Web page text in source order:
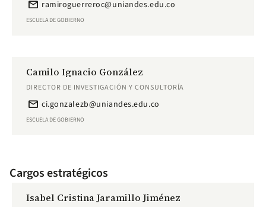
email ramiroguerreroc@uniandes.edu.co
ESCUELA DE GOBIERNO
Camilo Ignacio González
DIRECTOR DE INVESTIGACIÓN Y CONSULTORÍA
email ci.gonzalezb@uniandes.edu.co
ESCUELA DE GOBIERNO
Cargos estratégicos
Isabel Cristina Jaramillo Jiménez